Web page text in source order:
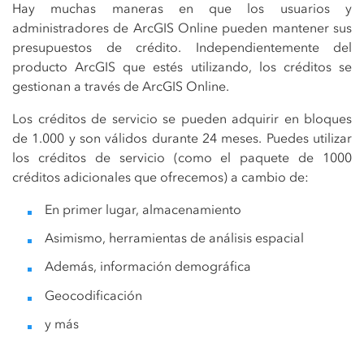
Hay muchas maneras en que los usuarios y
administradores de ArcGIS Online pueden mantener sus
presupuestos de crédito. Independientemente del
producto ArcGIS que estés utilizando, los créditos se
gestionan a través de ArcGIS Online.
Los créditos de servicio se pueden adquirir en bloques
de 1.000 y son válidos durante 24 meses. Puedes utilizar
los créditos de servicio (como el paquete de 1000
créditos adicionales que ofrecemos) a cambio de:
En primer lugar, almacenamiento
Asimismo, herramientas de análisis espacial
Además, información demográfica
Geocodificación
y más